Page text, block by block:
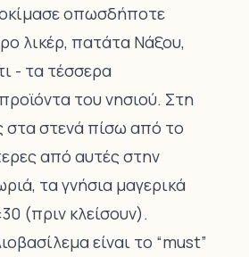
οπωσδήποτε
λικέρ, πατάτα Νάξου,
- τα τέσσερα
του νησιού. Στη
στα στενά πίσω από το
από αυτές στην
τα γνήσια μαγερικά
(πριν κλείσουν).
είναι το “must”